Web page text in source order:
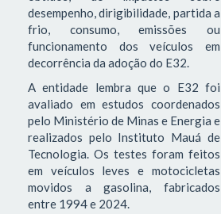
desempenho, dirigibilidade, partida a
frio, consumo, emissões ou
funcionamento dos veículos em
decorrência da adoção do E32.
A entidade lembra que o E32 foi
avaliado em estudos coordenados
pelo Ministério de Minas e Energia e
realizados pelo Instituto Mauá de
Tecnologia. Os testes foram feitos
em veículos leves e motocicletas
movidos a gasolina, fabricados
entre 1994 e 2024.